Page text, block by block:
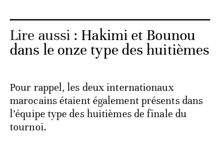
Lire aussi : Hakimi et Bounou
dans le onze type des huitièmes
Pour rappel, les deux internationaux
marocains étaient également présents dans
l’équipe type des huitièmes de finale du
tournoi.